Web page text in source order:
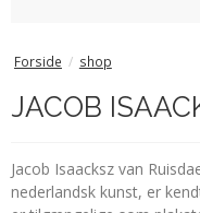
Forside / shop
JACOB
Jacob Isaacksz van
nederlandsk kunst, er